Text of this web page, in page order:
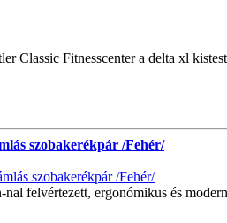
Classic Fitnesscenter a delta xl
szobakerékpár /Fehér/
nal felvértezett, ergonómikus és